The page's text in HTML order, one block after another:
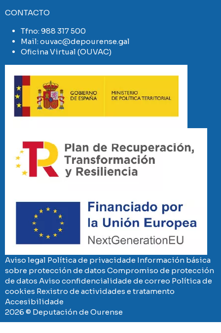
CONTACTO
Tfno:988 317 500
Mail:ouvac@depourense.gal
Oficina Virtual (OUVAC)
Aviso legal Política de privacidade Información básica
sobre protección de datos Compromiso de protección
de datos Aviso confidencialidade de correo Política de
cookies Rexistro de actividades e tratamento
Accesibilidade
2026 © Deputación de Ourense